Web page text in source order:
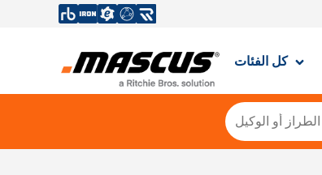
كل الفئات